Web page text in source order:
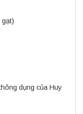
gạt)
dụng của Huy